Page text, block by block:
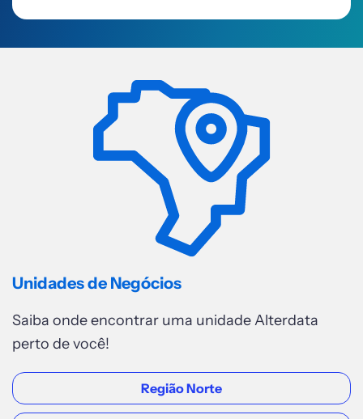
Petrolina
Avenida das Nações, 279 A, SL,
Acessar
REGIÃO NORDESTE
Av. Deodoro da Fonseca, 528 1º
Andar - Cidade Alta Cep: 59025-
Acessar
Maceió (Prosoft )
REGIÃO NORDESTE
Avenida Menino Marcelo, 9350 -
Unidades de Negócios
Saiba onde encontrar uma unidade Alterdata
perto de você!
Região Norte